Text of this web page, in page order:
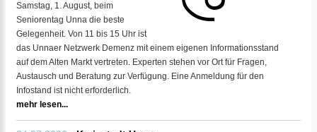
Samstag, 1. August, beim
Seniorentag Unna die beste
Gelegenheit. Von 11 bis 15 Uhr ist
das Unnaer Netzwerk Demenz mit einem eigenen Informationsstand
auf dem Alten Markt vertreten. Experten stehen vor Ort für Fragen,
Austausch und Beratung zur Verfügung. Eine Anmeldung für den
Infostand ist nicht erforderlich.
mehr lesen...